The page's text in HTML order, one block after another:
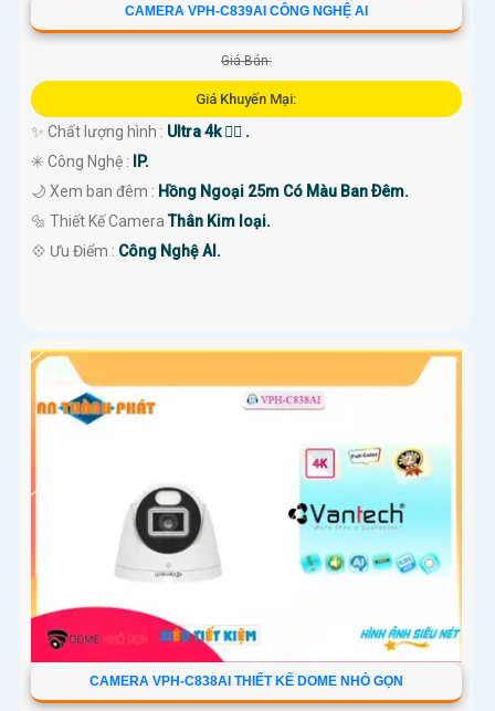
CAMERA VPH-C839AI CÔNG NGHỆ AI
Giá Bán:
Giá Khuyến Mại:
✨ Chất lượng hình : Ultra 4k 👍🏾 .
✳️ Công Nghệ :
IP.
🌙 Xem ban đêm : Hồng Ngoại 25m Có Màu Ban Ðêm.
🔩 Thiết Kế CameraThân Kim loại.
️💠 Ưu Điểm : Công Nghệ AI.
CAMERA VPH-C838AI THIẾT KẾ DOME NHỎ GỌN